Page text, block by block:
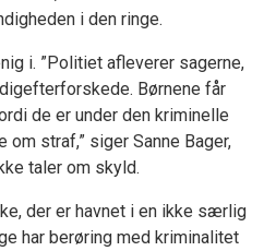
i den ringe.
i. ”Politiet afleverer sagerne,
Børnene får
de er under den kriminelle
om straf,” siger Sanne Bager,
taler om skyld.
der er havnet i en ikke særlig
har berøring med kriminalitet